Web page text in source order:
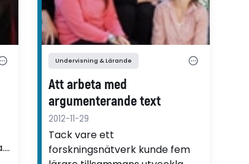
I
Undervisning & Lärande
Att arbeta med
argumenterande text
2012-11-29
Tack vare ett
forskningsnätverk kunde fem